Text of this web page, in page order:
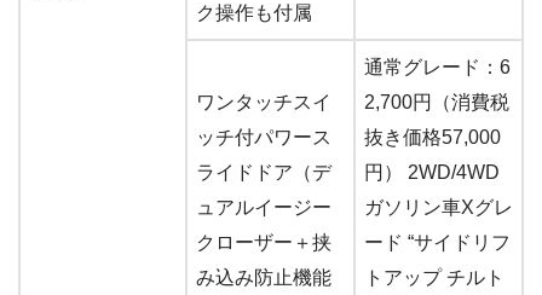
ク操作も付属
ワンタッチスイ
ッチ付パワース
ライドドア（デ
ュアルイージー
クローザー＋挟
み込み防止機能
通常グレード：6
2,700円（消費税
抜き価格57,000
円） 2WD/4WD
ガソリン車Xグレ
ード “サイドリフ
トアップ チルト